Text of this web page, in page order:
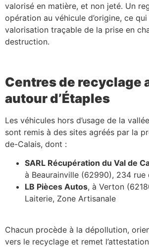
valorisé en matière, et non jeté. Un
opération au véhicule d’origine, ce
valorisation traçable de la prise en
destruction.
Centres de recyclage
autour d’Étaples
Les véhicules hors d’usage de la
sont remis à des sites agréés par la
de-Calais, dont :
SARL Récupération du Val de
à Beaurainville (62990), 234 rue
LB Pièces Autos, à Verton
Laiterie, Zone Artisanale
Chacun procède à la dépollution,
vers le recyclage et remet